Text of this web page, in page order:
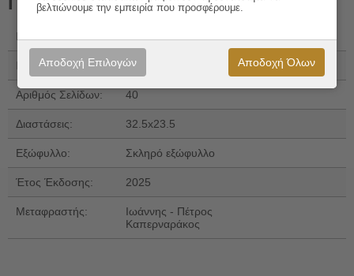
Εκδόσεις:
ISBN 13: 978-618-10-0127-2
Αριθμός Σελίδων: 40
Διαστάσεις: 32.5x23.5
Εξώφυλλο: Σκληρό εξώφυλλο
Έτος Έκδοσης: 2025
Μεταφραστής:
Ιωάννης - Πέτρος
Καπερναράκος
βελτιώνουμε την εμπειρία που προσφέρουμε.
Αποδοχή Επιλογών Αποδοχή Όλων